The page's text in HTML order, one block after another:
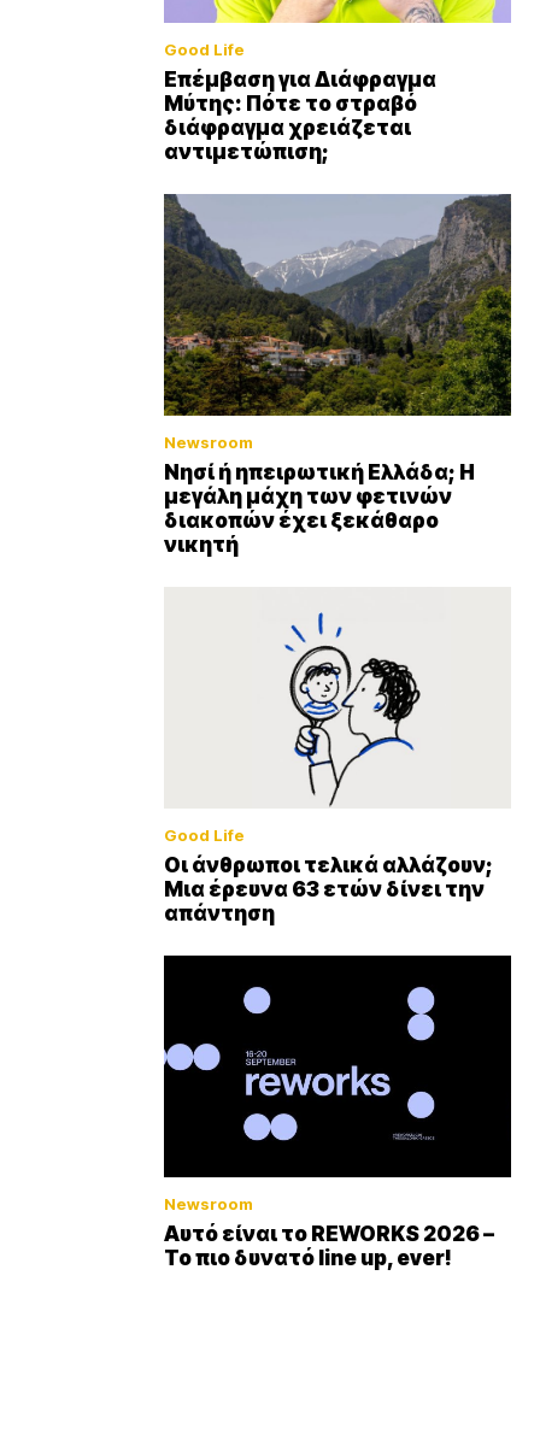
Good Life
Επέμβαση για Διάφραγμα
Μύτης: Πότε το στραβό
διάφραγμα χρειάζεται
αντιμετώπιση;
Newsroom
Νησί ή ηπειρωτική Ελλάδα; Η
μεγάλη μάχη των φετινών
διακοπών έχει ξεκάθαρο
νικητή
Good Life
Οι άνθρωποι τελικά αλλάζουν;
Μια έρευνα 63 ετών δίνει την
απάντηση
Newsroom
Αυτό είναι το REWORKS 2026 –
Το πιο δυνατό line up, ever!